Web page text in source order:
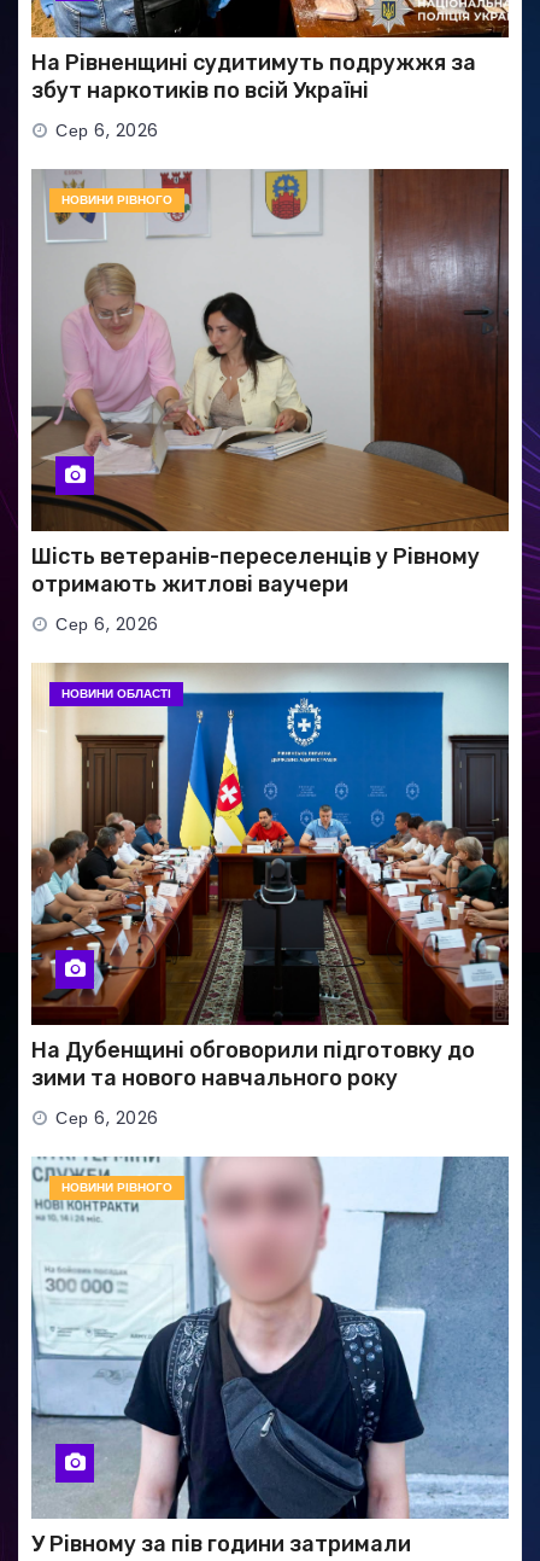
На Рівненщині судитимуть подружжя за
збут наркотиків по всій Україні
Сер 6, 2026
НОВИНИ РІВНОГО
Шість ветеранів-переселенців у Рівному
отримають житлові ваучери
Сер 6, 2026
НОВИНИ ОБЛАСТІ
На Дубенщині обговорили підготовку до
зими та нового навчального року
Сер 6, 2026
НОВИНИ РІВНОГО
У Рівному за пів години затримали